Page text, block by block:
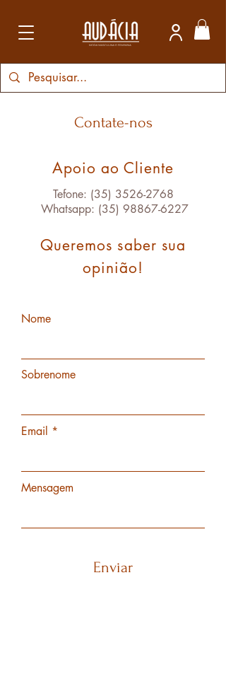
Contate-nos
Apoio ao Cliente
Tefone: (35) 3526-2768
Whatsapp: (35) 98867-6227
Queremos saber sua
opinião!
Nome
Sobrenome
Email
Mensagem
Enviar